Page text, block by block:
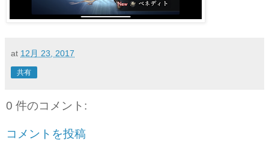
at 12月 23, 2017
共有
0 件のコメント:
コメントを投稿